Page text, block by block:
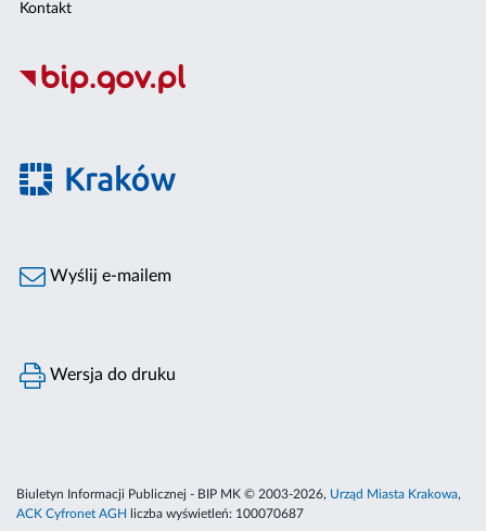
Kontakt
Wyślij e-mailem
Wersja do druku
Biuletyn Informacji Publicznej - BIP MK © 2003-2026, Urząd Miasta Krakowa,
ACK Cyfronet AGH
liczba wyświetleń: 100070687